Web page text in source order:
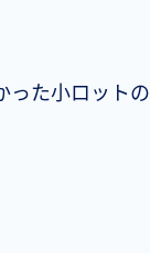
た小ロット